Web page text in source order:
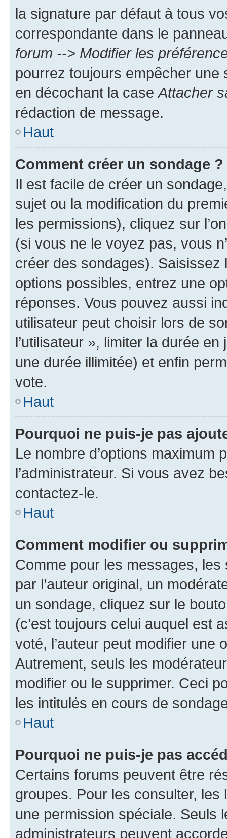
la signature par défaut à tous
correspondante dans le
forum --> Modifier les
pourrez toujours empêcher une
en décochant la case Attacher
rédaction de message.
Haut
Comment créer un sondage ?
Il est facile de créer un
sujet ou la modification du
les permissions), cliquez sur
(si vous ne le voyez pas, vous
créer des sondages).
options possibles, entrez une
réponses. Vous pouvez aussi
utilisateur peut choisir lors de
l’utilisateur », limiter la durée
une durée illimitée) et enfin
vote.
Haut
Pourquoi ne puis-je pas
Le nombre d’options maximum
l’administrateur. Si vous avez
contactez-le.
Haut
Comment modifier ou
Comme pour les messages,
par l’auteur original, un
un sondage, cliquez sur le
(c’est toujours celui auquel est
voté, l’auteur peut modifier une
Autrement, seuls les
modifier ou le supprimer. Ceci
les intitulés en cours de
Haut
Pourquoi ne puis-je pas
Certains forums peuvent être
groupes. Pour les consulter,
une permission spéciale. Seuls
administrateurs peuvent